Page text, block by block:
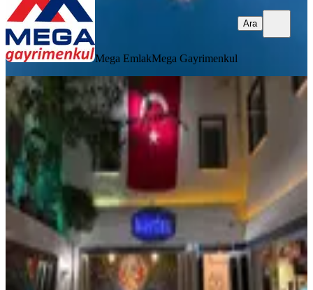
Mega EmlakMega Gayrimenkul
Ara
Bodrum Barlar Sokağında Satılık
Butik Otel Ve Bar
Muğla, Bodrum
97.500.000 ₺
Turpa BlackMustafa Ateş